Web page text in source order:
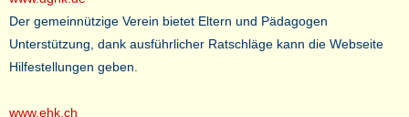
Der gemeinnützige Verein bietet Eltern und Pädagogen
Unterstützung, dank ausführlicher Ratschläge kann die Webseite
Hilfestellungen geben.
www.ehk.ch